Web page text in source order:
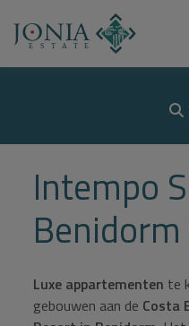
Intempo
Luxe appartementen te
gebouwen aan de Costa